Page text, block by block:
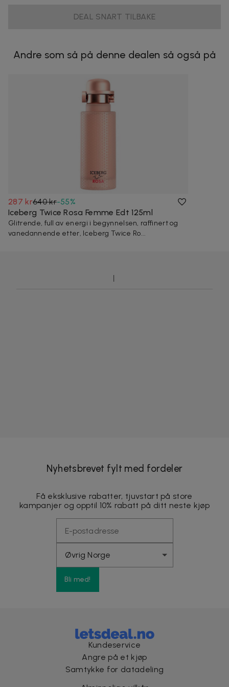
DEAL SNART TILBAKE
Andre som så på denne dealen så også på
287 kr640 kr-55%
Iceberg Twice Rosa Femme Edt 125ml
Glitrende, full av energi i begynnelsen, raffinert og
vanedannende etter, Iceberg Twice Ro...
Nyhetsbrevet fylt med fordeler
Få eksklusive rabatter, tjuvstart på store
kampanjer og opptil 10% rabatt på ditt neste kjøp
Bli med!
Kundeservice
Angre på et kjøp
Samtykke for datadeling